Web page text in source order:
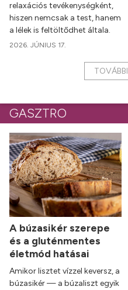
relaxációs tevékenységként,
hiszen nemcsak a test, hanem
a lélek is feltöltődhet általa.
2026. JÚNIUS 17.
GASZTRO
A búzasikér szerepe
és a gluténmentes
életmód hatásai
Amikor lisztet vízzel keversz, a
búzasikér — a búzaliszt egyik